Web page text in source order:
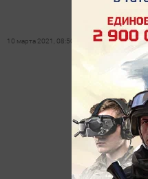
10 марта 2021, 08:50